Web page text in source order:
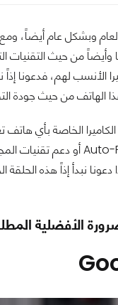
وبشكل عام أيضاً،
من حيث التقنيات
الهاتف من حيث جودة
الكاميرا الخاصة بأي
نبدأ إذاً هذه
الأفضلية